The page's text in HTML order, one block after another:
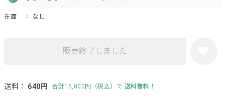
在庫 ： なし
販売終了しました
送料： 640円 合計15,000円（税込）で 送料無料！